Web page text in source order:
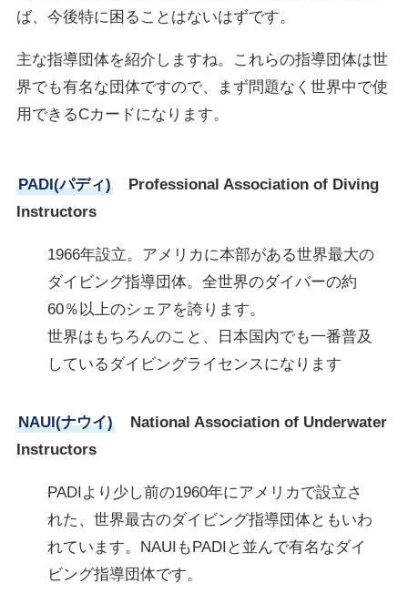
ば、今後特に困ることはないはずです。
主な指導団体を紹介しますね。これらの指導団体は世
界でも有名な団体ですので、まず問題なく世界中で使
用できるCカードになります。
PADI(パディ)Professional Association of Diving
Instructors
1966年設立。アメリカに本部がある世界最大の
ダイビング指導団体。全世界のダイバーの約
60％以上のシェアを誇ります。
世界はもちろんのこと、日本国内でも一番普及
しているダイビングライセンスになります
NAUI(ナウイ)National Association of Underwater
Instructors
PADIより少し前の1960年にアメリカで設立さ
れた、世界最古のダイビング指導団体ともいわ
れています。NAUIもPADIと並んで有名なダイ
ビング指導団体です。